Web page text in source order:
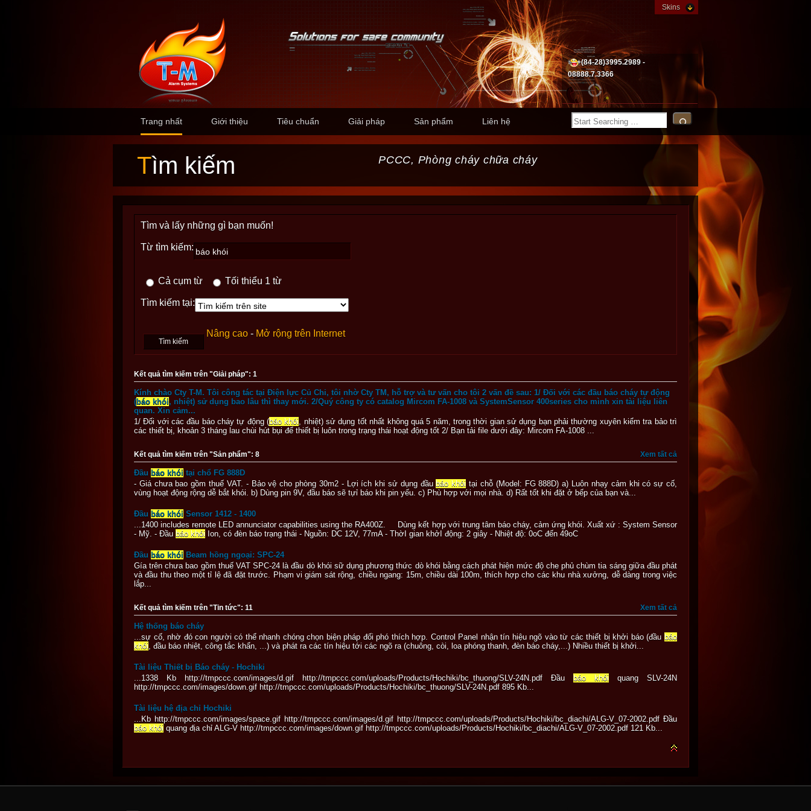
Skins
+(84-28)3995.2989 -
08888.7.3366
Trang nhất Giới thiệu Tiêu chuẩn Giải pháp Sản phẩm Liên hệ
Tìm kiếm PCCC, Phòng cháy chữa cháy
Tìm và lấy những gì bạn muốn!
Từ tìm kiếm:
Cả cụm từ Tối thiểu 1 từ
Tìm kiếm tại:
Nâng cao - Mở rộng trên Internet
Kết quả tìm kiếm trên "Giải pháp": 1
Kính chào Cty T-M. Tôi công tác tại Điện lực Củ Chi, tôi nhờ Cty TM, hỗ trợ và tư vấn cho tôi 2 vấn đề sau: 1/ Đối với các đầu báo cháy tự động
(báo khói, nhiệt) sử dụng bao lâu thì thay mới. 2/Quý công ty có catalog Mircom FA-1008 và SystemSensor 400series cho mình xin tài liệu liên
quan. Xin cảm...
1/ Đối với các đầu báo cháy tự động (báo khói , nhiệt) sử dụng tốt nhất không quá 5 năm, trong thời gian sử dụng bạn phải thường xuyên kiểm tra bảo trì
các thiết bị, khoản 3 tháng lau chùi hút bụi để thiết bị luôn trong trạng thái hoạt động tốt 2/ Bạn tải file dưới đây: Mircom FA-1008 ...
Xem tất cả
Kết quả tìm kiếm trên "Sản phẩm": 8
Đầu báo khói tại chổ FG 888D
- Giá chưa bao gồm thuế VAT. - Bảo vệ cho phòng 30m2 - Lợi ích khi sử dụng đầubáo khói tại chỗ (Model: FG 888D) a) Luôn nhạy cảm khi có sự cố,
vùng hoạt động rộng dễ bắt khói. b) Dùng pin 9V, đầu báo sẽ tựỉ báo khi pin yếu. c) Phù hợp với mọi nhà. d) Rất tốt khi đặt ở bếp của bạn và...
Đầu báo khói Sensor 1412 - 1400
...1400 includes remote LED annunciator capabilities using the RA400Z. Dùng kết hợp với trung tâm báo cháy, cảm ứng khói. Xuất xứ : System Sensor
- Mỹ. - Đầu báo khói Ion, có đèn báo trạng thái - Nguồn: DC 12V, 77mA - ThờI gian khởI động: 2 giây - Nhiệt độ: 0oC đến 49oC
Đầu báo khói Beam hồng ngoại: SPC-24
Gía trên chưa bao gồm thuế VAT SPC-24 là đầu dò khói sữ dụng phương thức dò khói bằng cách phát hiện mức độ che phủ chùm tia sáng giữa đầu phát
và đầu thu theo một tỉ lệ đã đặt trước. Phạm vi giám sát rộng, chiều ngang: 15m, chiều dài 100m, thích hợp cho các khu nhà xưởng, dễ dàng trong việc
lắp...
Xem tất cả
Kết quả tìm kiếm trên "Tin tức": 11
Hệ thống báo cháy
...sự cố, nhờ đó con người có thể nhanh chóng chọn biện pháp đối phó thích hợp. Control Panel nhận tín hiệu ngõ vào từ các thiết bị khởi báo (đầu báo
khói , đầu báo nhiệt, công tắc khẩn, ...) và phát ra các tín hiệu tới các ngõ ra (chuông, còi, loa phóng thanh, đèn báo cháy,...) Nhiều thiết bị khởi...
Tài liệu Thiết bị Báo cháy - Hochiki
...1338 Kb http://tmpccc.com/images/d.gif http://tmpccc.com/uploads/Products/Hochiki/bc_thuong/SLV-24N.pdf Đầu báo khói quang SLV-24N
http://tmpccc.com/images/down.gif http://tmpccc.com/uploads/Products/Hochiki/bc_thuong/SLV-24N.pdf 895 Kb...
Tài liệu hệ địa chỉ Hochiki
...Kb http://tmpccc.com/images/space.gif http://tmpccc.com/images/d.gif http://tmpccc.com/uploads/Products/Hochiki/bc_diachi/ALG-V_07-2002.pdf Đầu
báo khói quang địa chỉ ALG-V http://tmpccc.com/images/down.gif http://tmpccc.com/uploads/Products/Hochiki/bc_diachi/ALG-V_07-2002.pdf 121 Kb...